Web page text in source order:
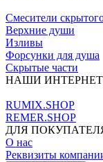
Смесители
Верхние души
Изливы
Форсунки для душа
Скрытые части
НАШИ
RUMIX.SHOP
REMER.SHOP
ДЛЯ
О нас
Реквизиты